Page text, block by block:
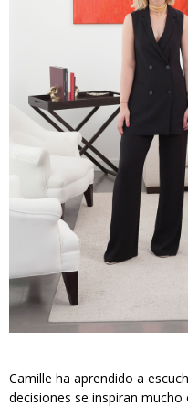
Camille ha aprendido a
decisiones se inspiran